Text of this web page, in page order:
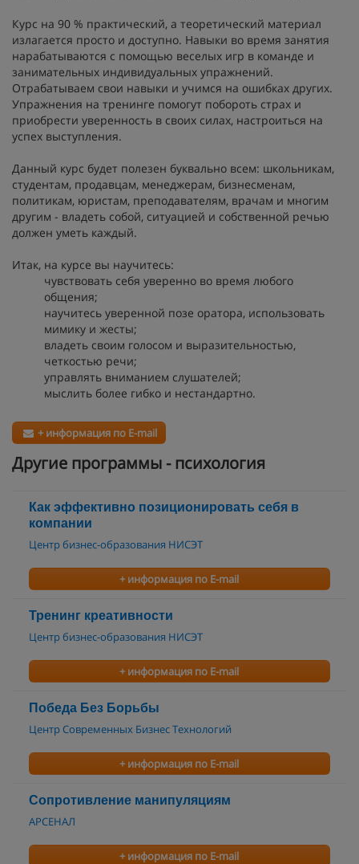
Курс на 90 % практический, а теоретический материал
излагается просто и доступно. Навыки во время занятия
нарабатываются с помощью веселых игр в команде и
занимательных индивидуальных упражнений.
Отрабатываем свои навыки и учимся на ошибках других.
Упражнения на тренинге помогут побороть страх и
приобрести уверенность в своих силах, настроиться на
успех выступления.
Данный курс будет полезен буквально всем: школьникам,
студентам, продавцам, менеджерам, бизнесменам,
политикам, юристам, преподавателям, врачам и многим
другим - владеть собой, ситуацией и собственной речью
должен уметь каждый.
Итак, на курсе вы научитесь:
чувствовать себя уверенно во время любого
общения;
научитесь уверенной позе оратора, использовать
мимику и жесты;
владеть своим голосом и выразительностью,
четкостью речи;
управлять вниманием слушателей;
мыслить более гибко и нестандартно.
+ информация по E-mail
Другие программы - психология
Как эффективно позиционировать себя в
компании
Центр бизнес-образования НИСЭТ
+ информация по E-mail
Тренинг креативности
Центр бизнес-образования НИСЭТ
+ информация по E-mail
Победа Без Борьбы
Центр Современных Бизнес Технологий
+ информация по E-mail
Сопротивление манипуляциям
АРСЕНАЛ
+ информация по E-mail